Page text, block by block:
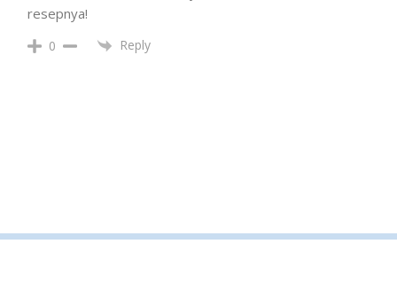
resepnya!
0 Reply